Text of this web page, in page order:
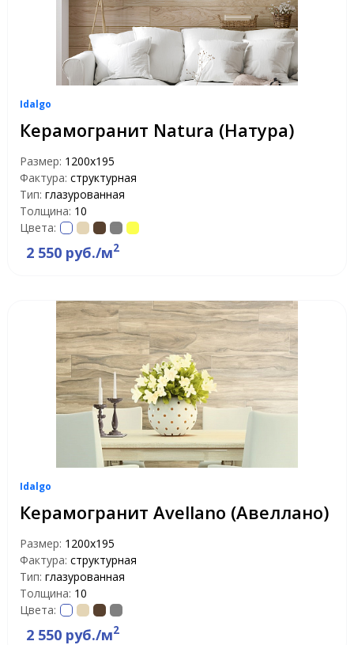
Idalgo
Керамогранит Natura (Натура)
Размер: 1200х195
Фактура: структурная
Тип: глазурованная
Толщина: 10
Цвета:
2 550 руб./м2
Idalgo
Керамогранит Avellano (Авеллано)
Размер: 1200х195
Фактура: структурная
Тип: глазурованная
Толщина: 10
Цвета:
2 550 руб./м2